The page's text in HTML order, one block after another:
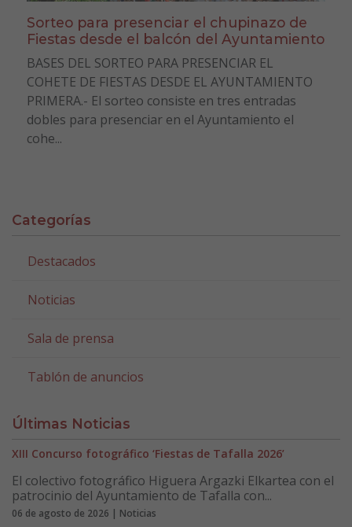
Sorteo para presenciar el chupinazo de
Fiestas desde el balcón del Ayuntamiento
BASES DEL SORTEO PARA PRESENCIAR EL
COHETE DE FIESTAS DESDE EL AYUNTAMIENTO
PRIMERA.- El sorteo consiste en tres entradas
dobles para presenciar en el Ayuntamiento el
cohe...
Categorías
Destacados
Noticias
Sala de prensa
Tablón de anuncios
Últimas Noticias
XIII Concurso fotográfico ‘Fiestas de Tafalla 2026’
El colectivo fotográfico Higuera Argazki Elkartea con el
patrocinio del Ayuntamiento de Tafalla con...
06 de agosto de 2026 | Noticias